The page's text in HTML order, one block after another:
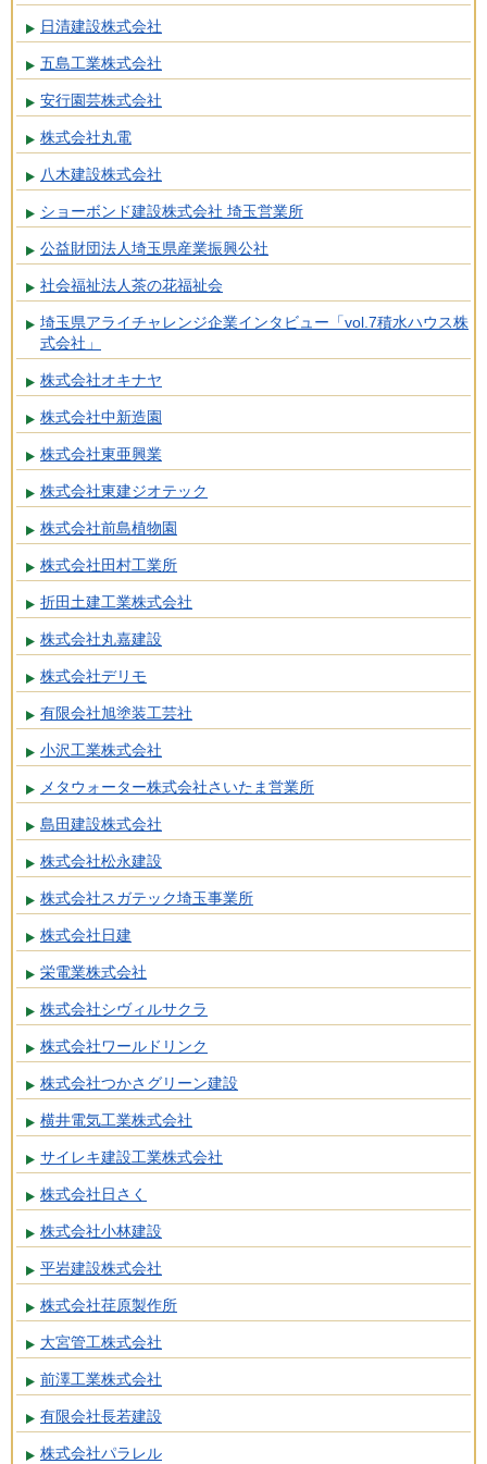
日清建設株式会社
五島工業株式会社
安行園芸株式会社
株式会社丸電
八木建設株式会社
ショーボンド建設株式会社 埼玉営業所
公益財団法人埼玉県産業振興公社
社会福祉法人茶の花福祉会
埼玉県アライチャレンジ企業インタビュー「vol.7積水ハウス株
式会社」
株式会社オキナヤ
株式会社中新造園
株式会社東亜興業
株式会社東建ジオテック
株式会社前島植物園
株式会社田村工業所
折田土建工業株式会社
株式会社丸嘉建設
株式会社デリモ
有限会社旭塗装工芸社
小沢工業株式会社
メタウォーター株式会社さいたま営業所
島田建設株式会社
株式会社松永建設
株式会社スガテック埼玉事業所
株式会社日建
栄電業株式会社
株式会社シヴィルサクラ
株式会社ワールドリンク
株式会社つかさグリーン建設
横井電気工業株式会社
サイレキ建設工業株式会社
株式会社日さく
株式会社小林建設
平岩建設株式会社
株式会社荏原製作所
大宮管工株式会社
前澤工業株式会社
有限会社長若建設
株式会社パラレル